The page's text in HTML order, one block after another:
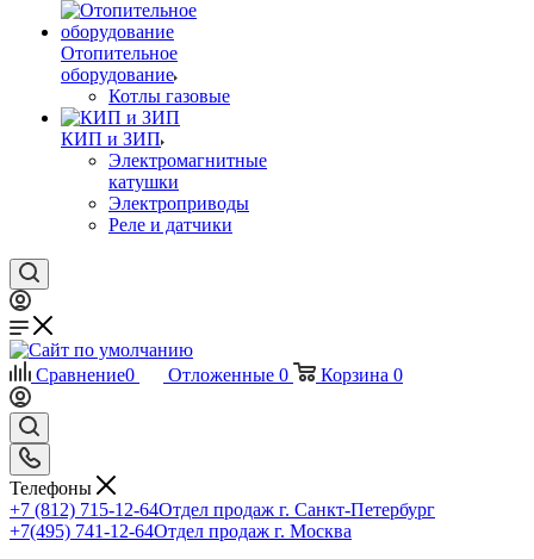
Отопительное
оборудование
Котлы газовые
КИП и ЗИП
Электромагнитные
катушки
Электроприводы
Реле и датчики
Сравнение0 Отложенные 0 Корзина 0
Телефоны
+7 (812) 715-12-64Отдел продаж г. Санкт-Петербург
+7(495) 741-12-64Отдел продаж г. Москва